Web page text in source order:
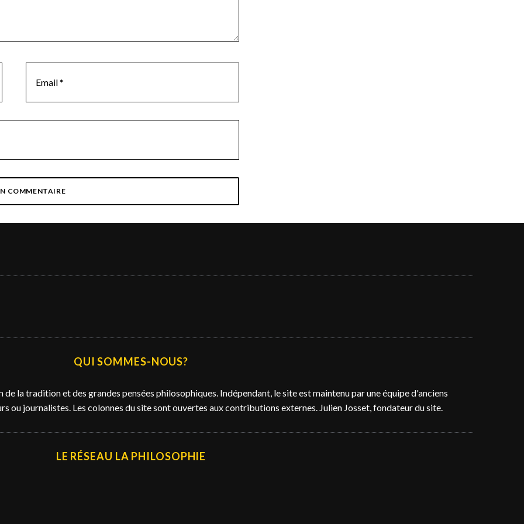
QUI SOMMES-NOUS?
la tradition et des grandes pensées philosophiques. Indépendant, le site est maintenu par une équipe d'anciens
ou journalistes. Les colonnes du site sont ouvertes aux contributions externes. Julien Josset, fondateur du site.
LE RÉSEAU LA PHILOSOPHIE